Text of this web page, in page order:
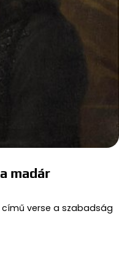
madár
verse a szabadság